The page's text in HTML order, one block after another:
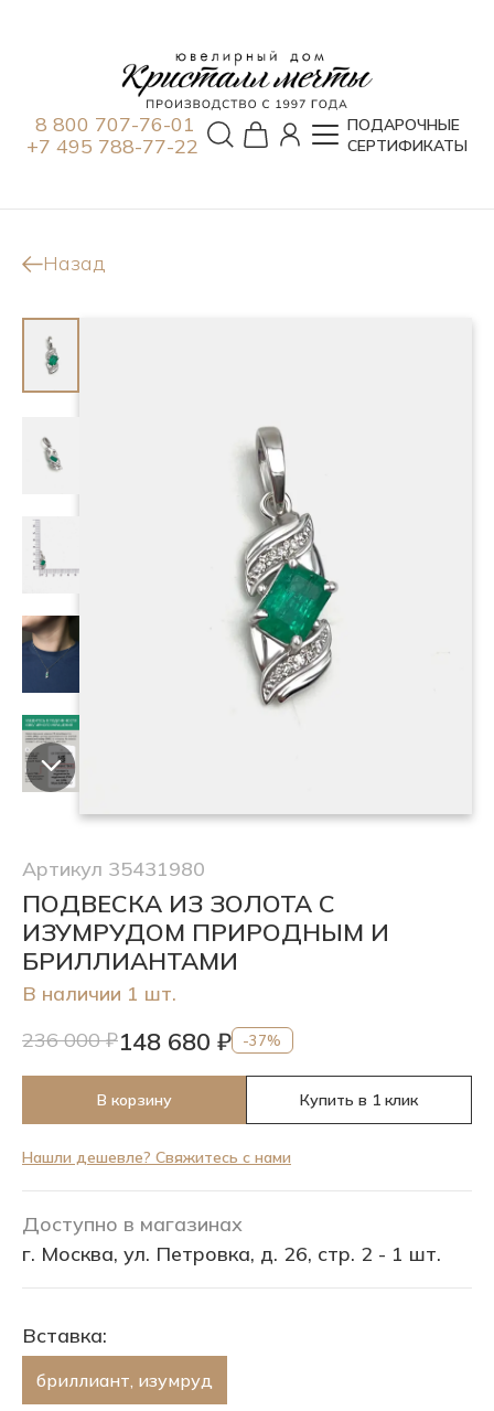
8 800 707-76-01
+7 495 788-77-22
ПОДАРОЧНЫЕ
СЕРТИФИКАТЫ
Назад
Артикул 35431980
ПОДВЕСКА ИЗ ЗОЛОТА С
ИЗУМРУДОМ ПРИРОДНЫМ И
БРИЛЛИАНТАМИ
В наличии 1 шт.
236 000 ₽148 680 ₽ -37%
В корзину Купить в 1 клик
Нашли дешевле? Свяжитесь с нами
Доступно в магазинах
г. Москва, ул. Петровка, д. 26, стр. 2 - 1 шт.
Вставка:
бриллиант, изумруд